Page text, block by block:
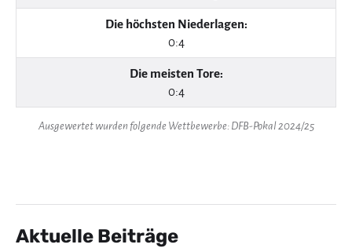
Die höchsten Niederlagen:
0:4
Die meisten Tore:
0:4
Ausgewertet wurden folgende Wettbewerbe: DFB-Pokal 2024/25
Aktuelle Beiträge